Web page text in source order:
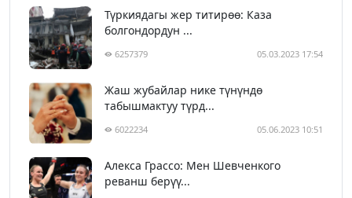
Түркиядагы жер титирөө: Каза
болгондордун ...
6257379 05.03.2023 17:54
Жаш жубайлар нике түнүндө
табышмактуу түрд...
6022234 05.06.2023 10:51
Алекса Грассо: Мен Шевченкого
реванш берүү...